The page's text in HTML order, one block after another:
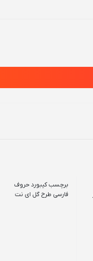
برچسب کیبورد حروف
فارسی طرح گل ای نت